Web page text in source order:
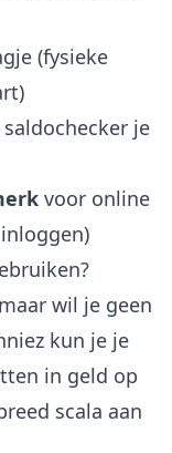
(fysieke
je
voor online
wil je geen
kun je je
in geld op
scala aan